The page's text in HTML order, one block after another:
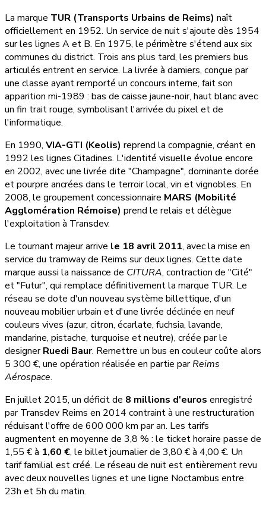
La marque TUR (Transports Urbains de Reims) naît
officiellement en 1952. Un service de nuit s'ajoute dès 1954
sur les lignes A et B. En 1975, le périmètre s'étend aux six
communes du district. Trois ans plus tard, les premiers bus
articulés entrent en service. La livrée à damiers, conçue par
une classe ayant remporté un concours interne, fait son
apparition mi-1989 : bas de caisse jaune-noir, haut blanc avec
un fin trait rouge, symbolisant l'arrivée du pixel et de
l'informatique.
En 1990, VIA-GTI (Keolis) reprend la compagnie, créant en
1992 les lignes Citadines. L'identité visuelle évolue encore
en 2002, avec une livrée dite "Champagne", dominante dorée
et pourpre ancrées dans le terroir local, vin et vignobles. En
2008, le groupement concessionnaire MARS (Mobilité
Agglomération Rémoise) prend le relais et délègue
l'exploitation à Transdev.
Le tournant majeur arrive le 18 avril 2011, avec la mise en
service du tramway de Reims sur deux lignes. Cette date
marque aussi la naissance de CITURA, contraction de "Cité"
et "Futur", qui remplace définitivement la marque TUR. Le
réseau se dote d'un nouveau système billettique, d'un
nouveau mobilier urbain et d'une livrée déclinée en neuf
couleurs vives (azur, citron, écarlate, fuchsia, lavande,
mandarine, pistache, turquoise et neutre), créée par le
designerRuedi Baur. Remettre un bus en couleur coûte alors
5 300 €, une opération réalisée en partie parReims
Aérospace.
En juillet 2015, un déficit de 8 millions d'euros enregistré
par Transdev Reims en 2014 contraint à une restructuration
réduisant l'offre de 600 000 km par an. Les tarifs
augmentent en moyenne de 3,8 % : le ticket horaire passe de
1,55 € à 1,60 €, le billet journalier de 3,80 € à 4,00 €. Un
tarif familial est créé. Le réseau de nuit est entièrement revu
avec deux nouvelles lignes et une ligne Noctambus entre
23h et 5h du matin.